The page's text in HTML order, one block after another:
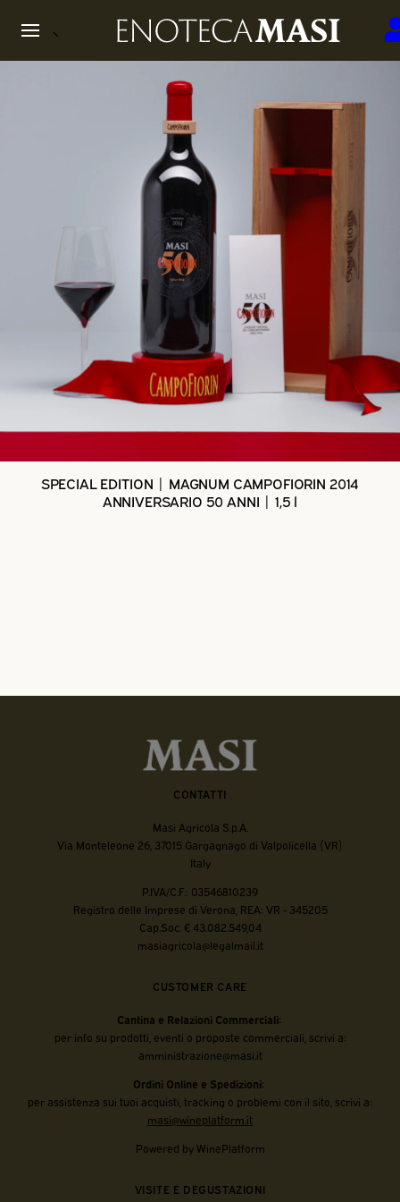
SPECIAL EDITION | MAGNUM CAMPOFIORIN 2014
ANNIVERSARIO 50 ANNI | 1,5 l
CONTATTI
Masi Agricola S.p.A.
Via Monteleone 26, 37015 Gargagnago di Valpolicella (VR)
Italy
P.IVA/C.F.: 03546810239
Registro delle Imprese di Verona, REA: VR - 345205
Cap.Soc. € 43.082.549,04
masiagricola@legalmail.it
CUSTOMER CARE
Cantina e Relazioni Commerciali:
per info su prodotti, eventi o proposte commerciali, scrivi a:
amministrazione@masi.it
Ordini Online e Spedizioni:
per assistenza sui tuoi acquisti, tracking o problemi con il sito, scrivi a:
masi@wineplatform.it
Powered by WinePlatform
VISITE E DEGUSTAZIONI